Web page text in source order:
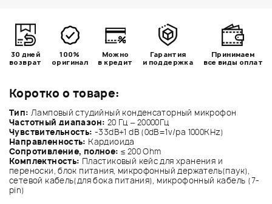
Коротко о товаре:
Тип: Ламповый студийный конденсаторный микрофон
Частотный диапазон: 20 Гц – 20000Гц
Чувствительность:-33dB+1 dB (0dB=1v/pa 1000KHz)
Направленность: Кардиоида
Сопротивление, полное: ≤ 200 Ohm
Комплектность: Пластиковый кейс для хранения и
переноски, блок питания, микрофонный держатель(паук),
сетевой кабель(для бока питания), микрофонный кабель (7-
pin)
30 дней
возврат
100%
оригинал
Можно
в кредит
Гарантия
и поддержка
Принимаем
все виды оплат